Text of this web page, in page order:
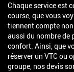
Chaque service est
course, que vous
tiennent compte
aussi du nombre de
confort. Ainsi, que
réserver un VTC ou
groupe, nos devis